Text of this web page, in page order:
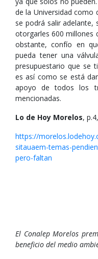
de la Universidad como
se podrá salir adelante,
otorgarles 600 millones
obstante, confío en
pueda tener una
presupuestario que se
es así como se está
apoyo de todos los
mencionadas.
Lo de Hoy Morelos,
https://
sitauaem-temas-
pero-faltan
El Conalep Morelos
beneficio del medio